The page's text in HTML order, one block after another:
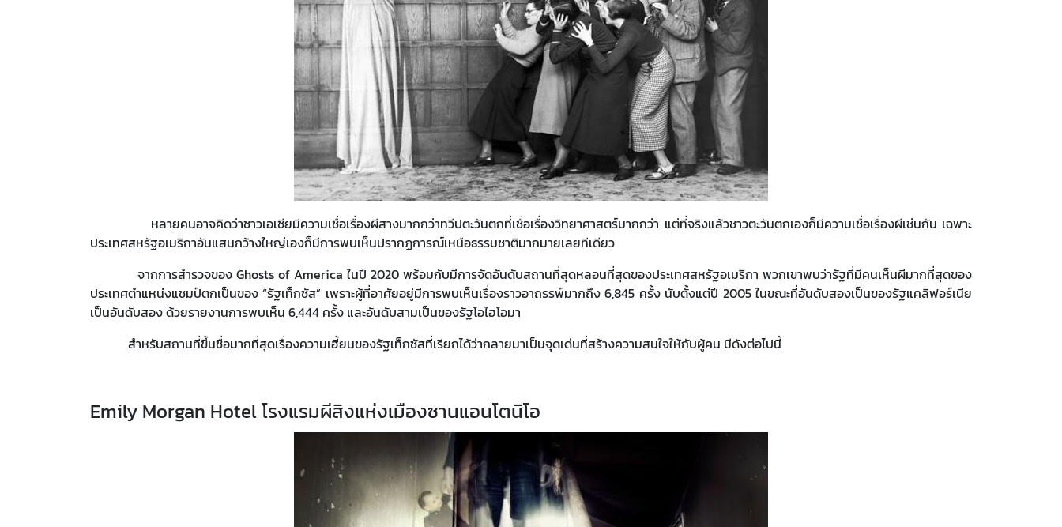
หลายคนอาจคิดว่าชาวเอเชียมีความเชื่อเรื่องผีสางมากกว่าทวีปตะวันตกที่เชื่อเรื่องวิทยาศาสตร์มากกว่า แต่ที่จริงแล้วชาวตะวันตกเองก็มีความเชื่อเรื่องผีเช่นกัน เฉพาะ
ประเทศสหรัฐอเมริกาอันแสนกว้างใหญ่เองก็มีการพบเห็นปรากฏการณ์เหนือธรรมชาติมากมายเลยทีเดียว
จากการสำรวจของ Ghosts of America ในปี 2020 พร้อมกับมีการจัดอันดับสถานที่สุดหลอนที่สุดของประเทศสหรัฐอเมริกา พวกเขาพบว่ารัฐที่มีคนเห็นผีมากที่สุดของ
ประเทศตำแหน่งแชมป์ตกเป็นของ “รัฐเท็กซัส” เพราะผู้ที่อาศัยอยู่มีการพบเห็นเรื่องราวอาถรรพ์มากถึง 6,845 ครั้ง นับตั้งแต่ปี 2005 ในขณะที่อันดับสองเป็นของรัฐแคลิฟอร์เนีย
เป็นอันดับสอง ด้วยรายงานการพบเห็น 6,444 ครั้ง และอันดับสามเป็นของรัฐโอไฮโอมา
สำหรับสถานที่ขึ้นชื่อมากที่สุดเรื่องความเฮี้ยนของรัฐเท็กซัสที่เรียกได้ว่ากลายมาเป็นจุดเด่นที่สร้างความสนใจให้กับผู้คน มีดังต่อไปนี้
Emily Morgan Hotel โรงแรมผีสิงแห่งเมืองซานแอนโตนิโอ